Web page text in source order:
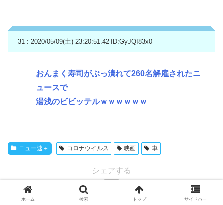
31 : 2020/05/09(土) 23:20:51.42 ID:GyJQI83x0
おんまく寿司がぶっ潰れて260名解雇されたニ
ュースで
湯浅のビビッテルｗｗｗｗｗｗ
ニュー速＋ コロナウイルス 映画 車
シェアする
ホーム 検索 トップ サイドバー